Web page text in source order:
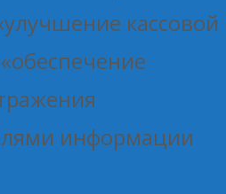
кассовой
информации